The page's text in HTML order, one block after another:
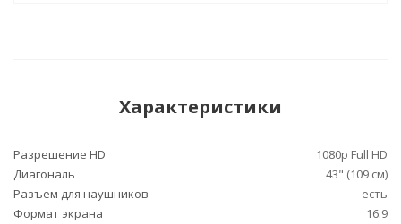
Характеристики
Разрешение HD
1080p Full HD
Диагональ
43" (109 см)
Разъем для наушников
есть
Формат экрана
16:9